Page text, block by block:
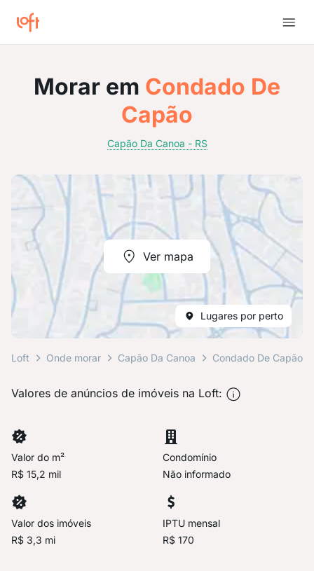
Morar em Condado De
Capão
Capão Da Canoa - RS
Ver mapa
Lugares por perto
Loft Onde morar Capão Da Canoa Condado De Capão
Valores de anúncios de imóveis na Loft:
Valor do m²
R$ 15,2 mil
Condomínio
Não informado
Valor dos imóveis
R$ 3,3 mi
IPTU mensal
R$ 170